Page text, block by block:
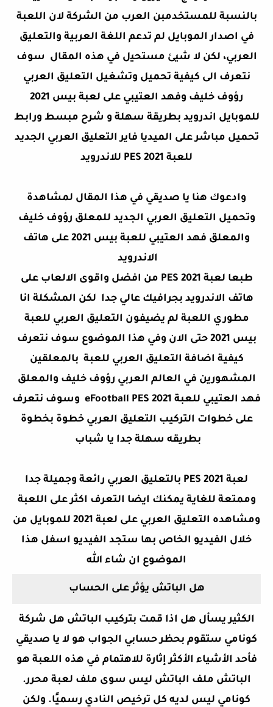
بالنسبة للمستخدمبن العرب ﻣﻦ الشركة لان اللعبة
في اصدار الموبايل لم تدعم اللغة العربية والتعليق
العربي، ﻟﻜﻦ ﻻ ﺷﻴﺊ ﻣﺴﺘﺤﻴل في هذه المقال سوف
نتعرف الى كيفية تحميل وتشغيل التعليق العربي
رؤوف خليف وفهد العتيبي على لعبة بيس 2021
للموبايل اندرويد بطريقة سهلة و شرح مبسط ورابط
تحميل مباشر على الميديا فاير التعليق العربي الجديد
للعبة PES 2021 للاندرويد
وادعوك هنا يا صديقي في هذا المقال لمشاهدة
وتحميل التعليق العربي الجديد للمعلق رؤوف خليف
والمعلق فهد العتيبي للعبة بيس 2021 على هاتف
الاندرويد
طبعا لعبة PES 2021 من افضل واقوى الالعاب على
هاتف الاندرويد بجرافيك عالي جدا لكن المشكلة انا
مطوري اللعبة لم يضيفون التعليق العربي للعبة
بيس 2021 حتى الان وفي هذا الموضوع سوف نتعرف
كيفية اضافة التعليق العربي للعبة بالمعلقين
المشهورين في العالم العربي رؤوف خليف والمعلق
فهد العتيبي للعبة eFootball PES 2021 وسوف نتعرف
على خطوات التركيب التعليق العربي خطوة بخطوة
بطريقه سهلة جدا يا شباب
لعبة PES 2021 بالتعليق العربي رائعة وجميلة جدا
وممتعة للغاية يمكنك ايضا التعرف اكثر على اللعبة
ومشاهده التعليق العربي على لعبة 2021 للموبايل من
خلال الفيديو الخاص بها ستجد الفيديو اسفل هذا
الموضوع ان شاء الله
هل الباتش يؤثر على الحساب
الكثيريسأل هل اذا قمت بتركيب الباتش هل شركة
كونامي ستقوم بحظر حسابي الجواب هو لا يا صديقي
فأحد الأشياء الأكثر إثارة للاهتمام في هذه اللعبة هو
الباتش ملف الباتش ليس سوى ملف لعبة محرر.
كونامي ليس لديه كل ترخيص النادي رسميًا. ولكن